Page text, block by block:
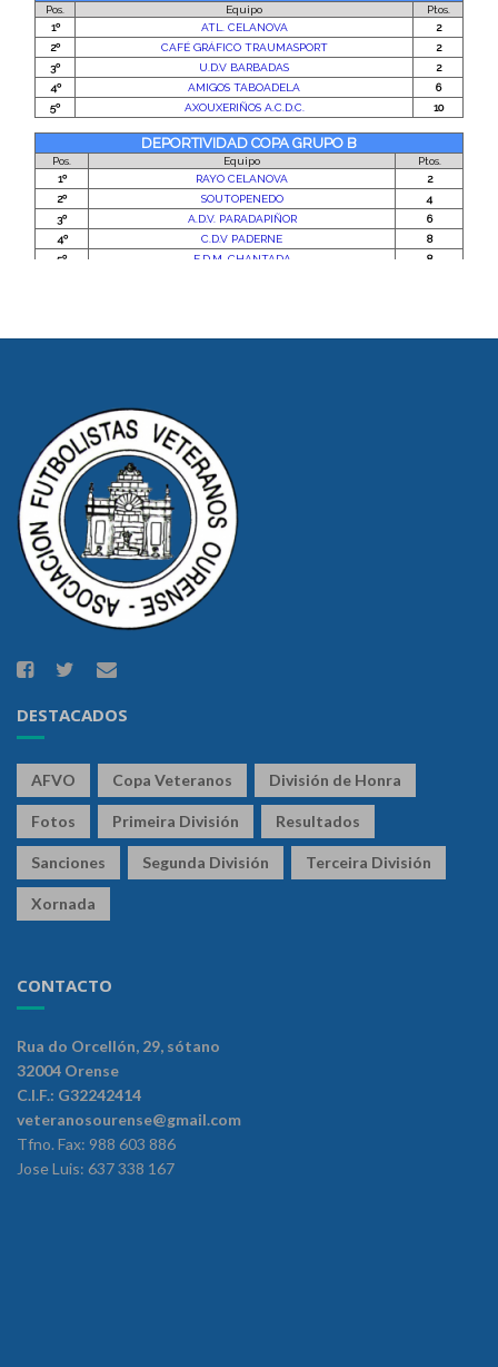
DESTACADOS
AFVO Copa Veteranos División de Honra
Fotos Primeira División Resultados
Sanciones Segunda División Terceira División
Xornada
CONTACTO
Rua do Orcellón, 29, sótano
32004 Orense
C.I.F.: G32242414
veteranosourense@gmail.com
Tfno. Fax: 988 603 886
Jose Luis: 637 338 167